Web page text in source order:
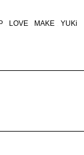
LOVE MAKE
YUKi